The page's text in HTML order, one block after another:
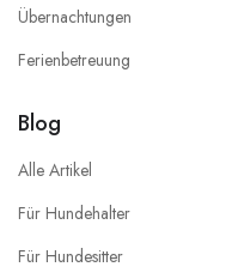
Übernachtungen
Ferienbetreuung
Blog
Alle Artikel
Für Hundehalter
Für Hundesitter